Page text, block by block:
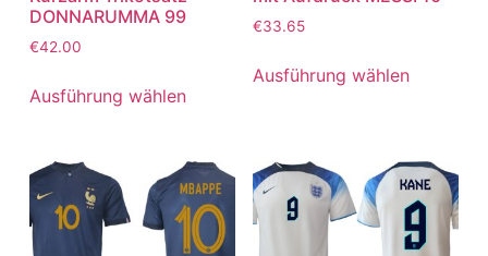
DONNARUMMA 99
€42.00
Ausführung wählen
€33.65
Ausführung wählen